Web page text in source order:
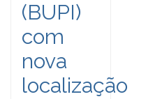
(BUPI)
com
nova
localização